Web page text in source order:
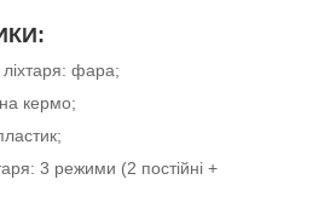
фара;
кермо;
3 режими (2 постійні +